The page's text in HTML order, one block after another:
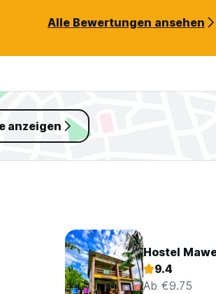
Alle Bewertungen ansehen
anzeigen
Hostel
9.4
Ab €9.75